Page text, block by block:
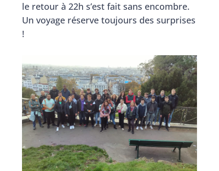
le retour à 22h s’est fait sans encombre.
Un voyage réserve toujours des surprises
!